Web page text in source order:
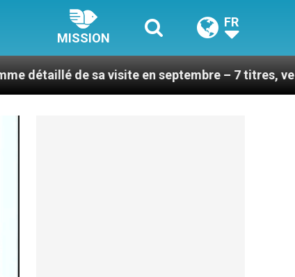
MISSION
FR
visite en septembre – 7 titres, vendredi 7 août